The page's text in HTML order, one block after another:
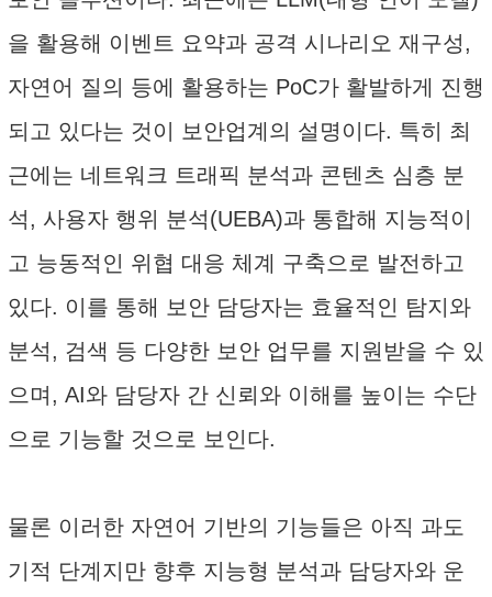
을 활용해 이벤트 요약과 공격 시나리오 재구성,
자연어 질의 등에 활용하는 PoC가 활발하게 진행
되고 있다는 것이 보안업계의 설명이다. 특히 최
근에는 네트워크 트래픽 분석과 콘텐츠 심층 분
석, 사용자 행위 분석(UEBA)과 통합해 지능적이
고 능동적인 위협 대응 체계 구축으로 발전하고
있다. 이를 통해 보안 담당자는 효율적인 탐지와
분석, 검색 등 다양한 보안 업무를 지원받을 수 있
으며, AI와 담당자 간 신뢰와 이해를 높이는 수단
으로 기능할 것으로 보인다.
물론 이러한 자연어 기반의 기능들은 아직 과도
기적 단계지만 향후 지능형 분석과 담당자와 운